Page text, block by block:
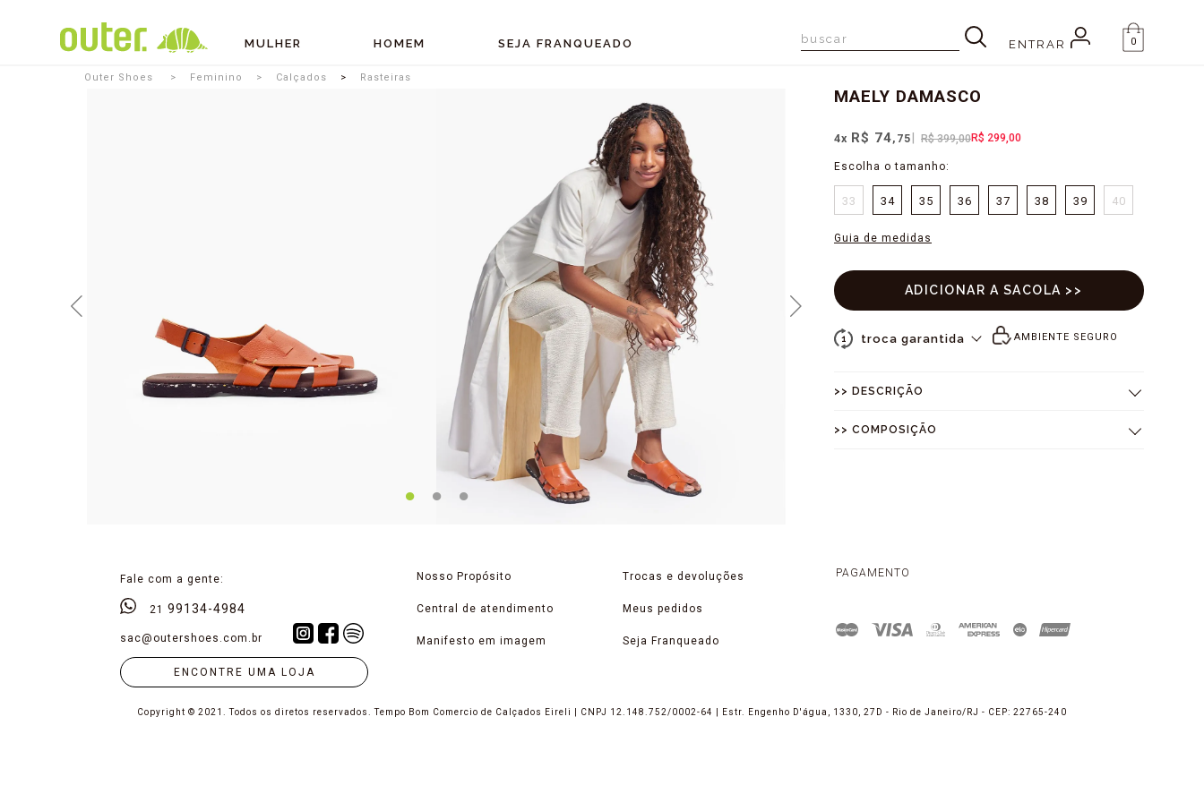
MULHER HOMEM SEJA FRANQUEADO ENTRAR 0
Outer Shoes Feminino Calçados Rasteiras
MAELY DAMASCO
R$ 399,00R$ 299,00
4x R$ 74,75
33 34 35 36 37 38 39 40
Guia de medidas
AMBIENTE SEGURO
1 troca garantida
>> DESCRIÇÃO
>> COMPOSIÇÃO
Fale com a gente:
2199134-4984
sac@outershoes.com.br
ENCONTRE UMA LOJA
Nosso Propósito
Central de atendimento
Manifesto em imagem
Trocas e devoluções
Meus pedidos
Seja Franqueado
PAGAMENTO
Copyright © 2021. Todos os diretos reservados.Tempo Bom Comercio de Calçados Eireli | CNPJ 12.148.752/0002-64 | Estr. Engenho D'água, 1330, 27D - Rio de Janeiro/RJ - CEP: 22765-240